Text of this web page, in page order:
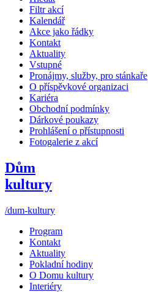
Filtr akcí
Kalendář
Akce jako řádky
Kontakt
Aktuality
Vstupné
Pronájmy, služby, pro stánkaře
O příspěvkové organizaci
Kariéra
Obchodní podmínky
Dárkové poukazy
Prohlášení o přístupnosti
Fotogalerie z akcí
Dům
kultury
/dum-kultury
Program
Kontakt
Aktuality
Pokladní hodiny
O Domu kultury
Interiéry